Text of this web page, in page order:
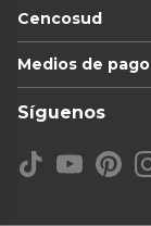
Cencosud
Medios de pago
Síguenos